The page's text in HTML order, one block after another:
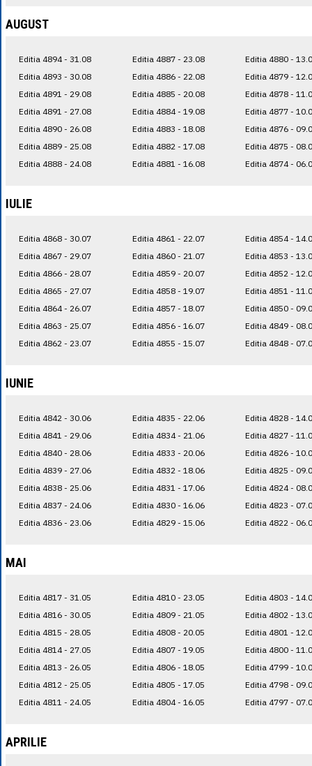
AUGUST
Editia 4894 - 31.08
Editia 4893 - 30.08
Editia 4891 - 29.08
Editia 4891 - 27.08
Editia 4890 - 26.08
Editia 4889 - 25.08
Editia 4888 - 24.08
Editia 4887 - 23.08
Editia 4886 - 22.08
Editia 4885 - 20.08
Editia 4884 - 19.08
Editia 4883 - 18.08
Editia 4882 - 17.08
Editia 4881 - 16.08
Editia 4880 -
Editia 4879 -
Editia 4878 -
Editia 4877 -
Editia 4876 -
Editia 4875 -
Editia 4874 -
IULIE
Editia 4868 - 30.07
Editia 4867 - 29.07
Editia 4866 - 28.07
Editia 4865 - 27.07
Editia 4864 - 26.07
Editia 4863 - 25.07
Editia 4862 - 23.07
Editia 4861 - 22.07
Editia 4860 - 21.07
Editia 4859 - 20.07
Editia 4858 - 19.07
Editia 4857 - 18.07
Editia 4856 - 16.07
Editia 4855 - 15.07
Editia 4854 -
Editia 4853 -
Editia 4852 -
Editia 4851 -
Editia 4850 -
Editia 4849 -
Editia 4848 -
IUNIE
Editia 4842 - 30.06
Editia 4841 - 29.06
Editia 4840 - 28.06
Editia 4839 - 27.06
Editia 4838 - 25.06
Editia 4837 - 24.06
Editia 4836 - 23.06
Editia 4835 - 22.06
Editia 4834 - 21.06
Editia 4833 - 20.06
Editia 4832 - 18.06
Editia 4831 - 17.06
Editia 4830 - 16.06
Editia 4829 - 15.06
Editia 4828 -
Editia 4827 -
Editia 4826 -
Editia 4825 -
Editia 4824 -
Editia 4823 -
Editia 4822 -
MAI
Editia 4817 - 31.05
Editia 4816 - 30.05
Editia 4815 - 28.05
Editia 4814 - 27.05
Editia 4813 - 26.05
Editia 4812 - 25.05
Editia 4811 - 24.05
Editia 4810 - 23.05
Editia 4809 - 21.05
Editia 4808 - 20.05
Editia 4807 - 19.05
Editia 4806 - 18.05
Editia 4805 - 17.05
Editia 4804 - 16.05
Editia 4803 -
Editia 4802 -
Editia 4801 -
Editia 4800 -
Editia 4799 -
Editia 4798 -
Editia 4797 -
APRILIE